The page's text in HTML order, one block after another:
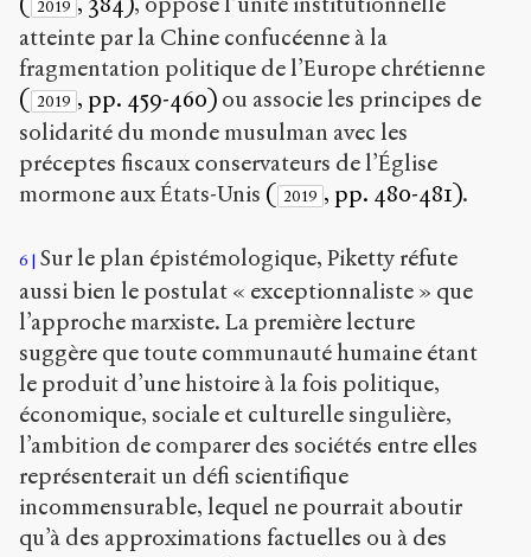
2019
atteinte par la Chine confucéenne à la
fragmentation politique de l’Europe chrétienne
( 2019 , pp. 459-460) ou associe les principes de
solidarité du monde musulman avec les
préceptes fiscaux conservateurs de l’Église
mormone aux États-Unis ( 2019 , pp. 480-481).
6
Sur le plan épistémologique, Piketty réfute
aussi bien le postulat « exceptionnaliste » que
l’approche marxiste. La première lecture
suggère que toute communauté humaine étant
le produit d’une histoire à la fois politique,
économique, sociale et culturelle singulière,
l’ambition de comparer des sociétés entre elles
représenterait un défi scientifique
incommensurable, lequel ne pourrait aboutir
qu’à des approximations factuelles ou à des